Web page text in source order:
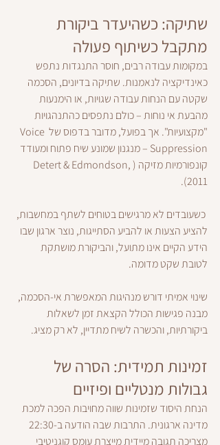
שתיקה: כשהיעדר ביקורת
מתקבל כשיתוף פעולה
במקומות עבודה רבים, חוסר התנגדות נתפש
כאינדיקציה לנאמנות. שתיקה בדיונים, הסכמה
שקטה עם הנחות עבודה שגויות, או הימנעות
מהבעת אי נוחות – כולם נתפסים כהתנהגויות
"מקצועיות". אך בפועל, מדובר בדפוס של Voice
Suppression – מנגנון שמונע שיח פתוח ומעודד
קונפורמיות מזיקה (Detert & Edmondson,
2011).
כשעובדים לא מרגישים בטוחים לשתף במחשבות,
להציע הצעות או להביע הסתייגות, נוצר ארגון שבו
הידע הקיים אינו מתועל, והביקורת מושתקת
לטובת שקט מדומה.
שינוי אמיתי דורש מנהיגות המאפשרת אי-הסכמה,
מבנה פגישות הכולל הקצאת זמן לשאלות
ביקורתיות, והכשרה לשיח מתדיין, לא רק מציג.
זמינות תמידית: הסרה של
גבולות מנטליים ופיזיים
הנחת היסוד שזמינות שווה מחויבות הפכה למכת
מצריכה תגובה מיידית מייצרת עומס קוגניטיבי